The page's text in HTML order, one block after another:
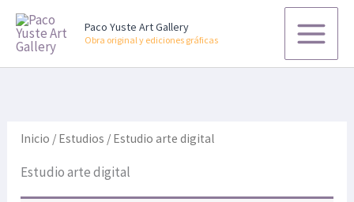
contenido
Paco Yuste Art Gallery
Obra original y ediciones gráficas
u
s
c
a
rInicio / Estudios / Estudio arte digital
Estudio arte digital